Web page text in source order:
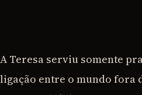
A Teresa serviu somente
ligação entre o mundo fora